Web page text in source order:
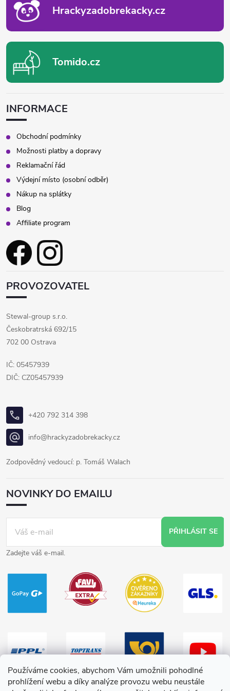
Používáme cookies, abychom Vám umožnili pohodlné
prohlížení webu a díky analýze provozu webu neustále
v
k
y
v
ý
p
i
s
u
Hrackyzadobrekacky.cz
Tomido.cz
INFORMACE
Obchodní podmínky
Možnosti platby a dopravy
Reklamační řád
Výdejní místo (osobní odběr)
Nákup na splátky
Blog
Affiliate program
PROVOZOVATEL
Stewal-group s.r.o.
Českobratrská 692/15
702 00 Ostrava
IČ: 05457939
DIČ: CZ05457939
+420 792 314 398
info@hrackyzadobrekacky.cz
Zodpovědný vedoucí: p. Tomáš Walach
NOVINKY DO EMAILU
PŘIHLÁSIT SE
Zadejte váš e-mail.